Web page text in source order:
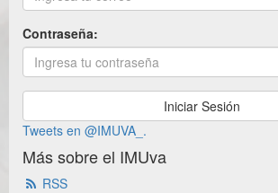
Contraseña:
Tweets en @IMUVA_.
Más sobre el IMUva
RSS